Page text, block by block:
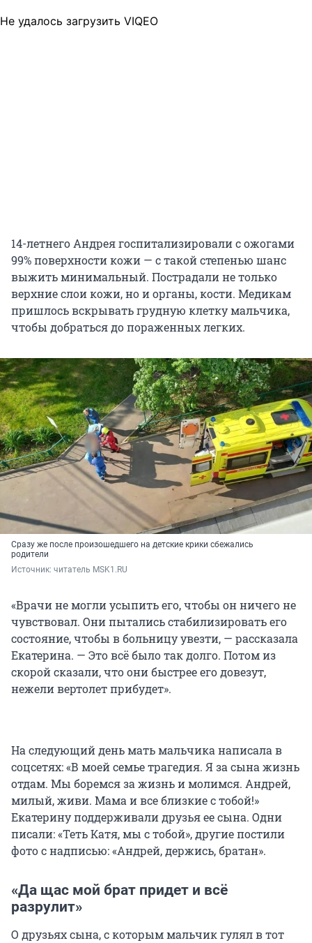
Не удалось загрузить VIQEO
14-летнего Андрея госпитализировали с ожогами
99% поверхности кожи — с такой степенью шанс
выжить минимальный. Пострадали не только
верхние слои кожи, но и органы, кости. Медикам
пришлось вскрывать грудную клетку мальчика,
чтобы добраться до пораженных легких.
Сразу же после произошедшего на детские крики сбежались
родители
Источник: читатель MSK1.RU
«Врачи не могли усыпить его, чтобы он ничего не
чувствовал. Они пытались стабилизировать его
состояние, чтобы в больницу увезти, — рассказала
Екатерина. — Это всё было так долго. Потом из
скорой сказали, что они быстрее его довезут,
нежели вертолет прибудет».
На следующий день мать мальчика написала в
соцсетях: «В моей семье трагедия. Я за сына жизнь
отдам. Мы боремся за жизнь и молимся. Андрей,
милый, живи. Мама и все близкие с тобой!»
Екатерину поддерживали друзья ее сына. Одни
писали: «Теть Катя, мы с тобой», другие постили
фото с надписью: «Андрей, держись, братан».
«Да щас мой брат придет и всё
разрулит»
О друзьях сына, с которым мальчик гулял в тот